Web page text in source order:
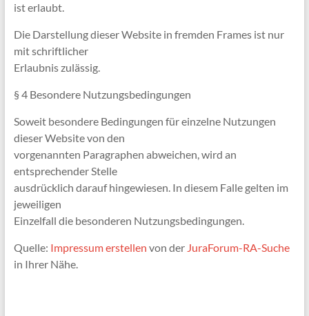
ist erlaubt.
Die Darstellung dieser Website in fremden Frames ist nur
mit schriftlicher
Erlaubnis zulässig.
§ 4 Besondere Nutzungsbedingungen
Soweit besondere Bedingungen für einzelne Nutzungen
dieser Website von den
vorgenannten Paragraphen abweichen, wird an
entsprechender Stelle
ausdrücklich darauf hingewiesen. In diesem Falle gelten im
jeweiligen
Einzelfall die besonderen Nutzungsbedingungen.
Quelle: Impressum erstellen von der JuraForum-RA-Suche
in Ihrer Nähe.